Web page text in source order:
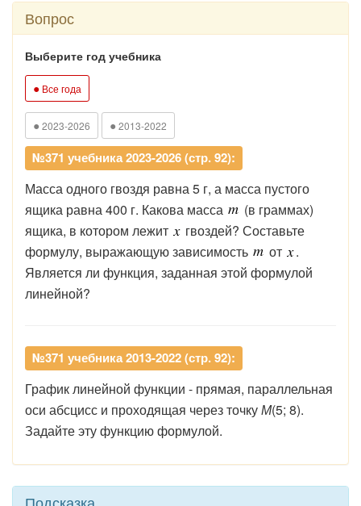
Вопрос
Выберите год учебника
● Все года
● 2023-2026 ● 2013-2022
№371 учебника 2023-2026 (стр. 92):
Масса одного гвоздя равна 5 г, а масса пустого
ящика равна 400 г. Какова масса
(в граммах)
ящика, в котором лежит
гвоздей? Составьте
формулу, выражающую зависимость
от
.
Является ли функция, заданная этой формулой
линейной?
№371 учебника 2013-2022 (стр. 92):
График линейной функции - прямая, параллельная
оси абсцисс и проходящая через точкуМ(5; 8).
Задайте эту функцию формулой.